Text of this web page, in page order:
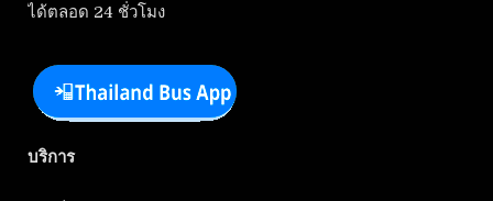
ได้ตลอด 24 ชั่วโมง
บริการ